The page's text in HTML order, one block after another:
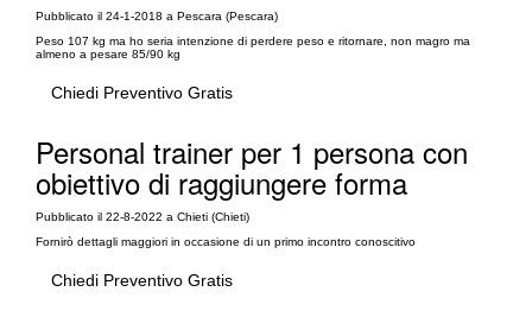
Pubblicato il 24-1-2018 a Pescara (Pescara)
Peso 107 kg ma ho seria intenzione di perdere peso e ritornare, non magro ma
almeno a pesare 85/90 kg
Chiedi Preventivo Gratis
Personal trainer per 1 persona con
obiettivo di raggiungere forma
Pubblicato il 22-8-2022 a Chieti (Chieti)
Fornirò dettagli maggiori in occasione di un primo incontro conoscitivo
Chiedi Preventivo Gratis